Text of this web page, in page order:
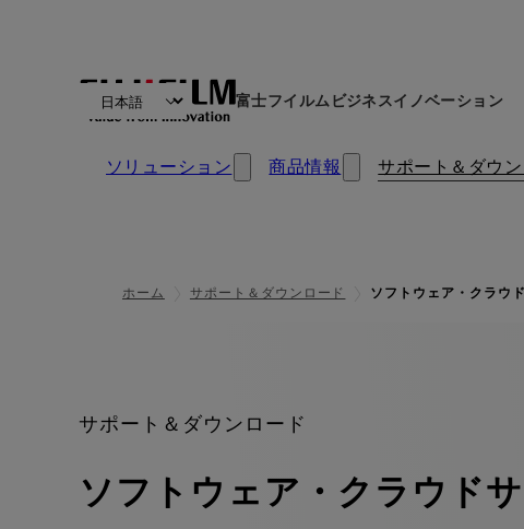
富士フイルムビジネスイノベーション
ソリューション 商品情報 サポート＆ダウン
ホーム サポート＆ダウンロード ソフトウェア・クラウ
サポート＆ダウンロード
ソフトウェア・クラウド